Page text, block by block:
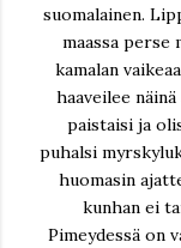
suomalainen.
maassa perse
kamalan
haaveilee
paistaisi ja
puhalsi
huomasin
kunhan ei
Pimeydessä on